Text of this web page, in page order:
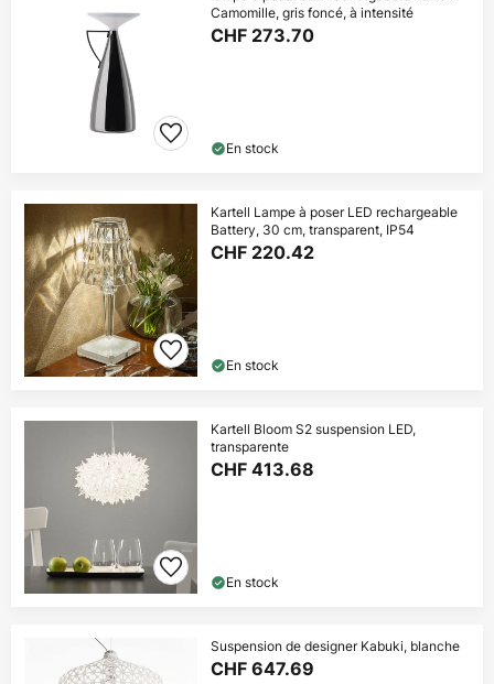
Camomille, gris foncé, à intensité
CHF 273.70
En stock
Kartell Lampe à poser LED rechargeable
Battery, 30 cm, transparent, IP54
CHF 220.42
En stock
Kartell Bloom S2 suspension LED,
transparente
CHF 413.68
En stock
Suspension de designer Kabuki, blanche
CHF 647.69